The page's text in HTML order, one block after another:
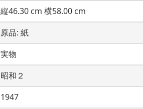
縦46.30 cm 横58.00 cm
原品: 紙
実物
昭和２
1947